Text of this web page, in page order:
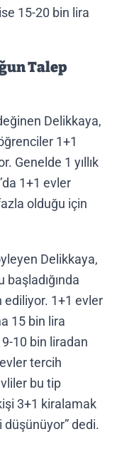
15-20 bin lira
Talep
Delikkaya,
1+1
Genelde 1 yıllık
1+1 evler
olduğu için
Delikkaya,
1+1 evler
15 bin lira
10 bin liradan
tercih
bu tip
3+1 kiralamak
dedi.